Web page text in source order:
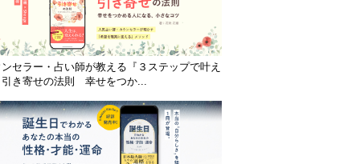
セラー・占い師が教える『３ステップで叶え
き寄せの法則 幸せをつか...